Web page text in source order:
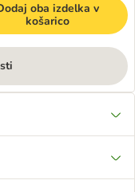
oba izdelka v
košarico